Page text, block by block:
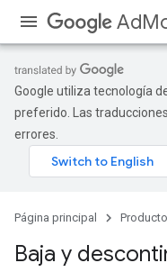
Google utiliza tecnología
preferido. Las
errores.
Página principal
Baja y